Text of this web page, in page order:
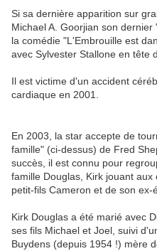
Si sa dernière apparition sur
Michael A. Goorjian son
la comédie "L'Embrouille est
avec Sylvester Stallone en tête
Il est victime d'un accident
cardiaque en 2001.
En 2003, la star accepte de
famille" (ci-dessus) de Fred
succès, il est connu pour
famille Douglas, Kirk jouant
petit-fils Cameron et de son ex-
Kirk Douglas a été marié avec
ses fils Michael et Joel, suivi
Buydens (depuis 1954 !) mère